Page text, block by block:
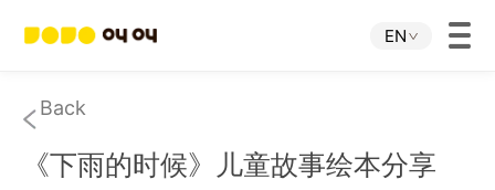
EN
Home
JOJO APP
Back
《下雨的时候》儿童故事绘本分享